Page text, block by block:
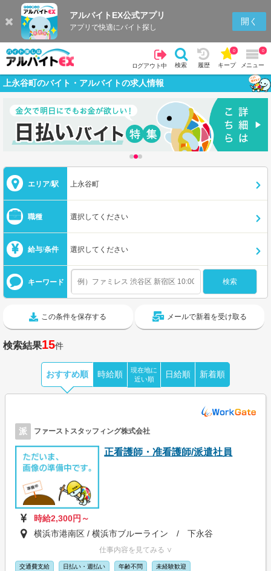
アルバイトEX公式アプリ
アプリで快適にバイト探し
開く
ログアウト中 検索 履歴 キープ
0
メニュー
0
上永谷町のバイト・アルバイトの求人情報
エリア/駅 上永谷町
職種 選択してください
給与/条件 選択してください
キーワード
この条件を保存する メールで新着を受け取る
検索結果15件
おすすめ順 時給順
現在地に
近い順
日給順 新着順
派 ファーストスタッフィング株式会社
正看護師・准看護師/派遣社員
時給2,300円～
横浜市港南区 / 横浜市ブルーライン / 下永谷
仕事内容を見てみる ∨
交通費支給 日払い・週払い 年齢不問 未経験歓迎